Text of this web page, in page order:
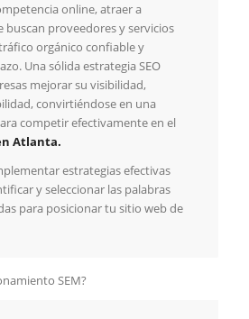
online, atraer a
buscan proveedores y servicios
orgánico confiable y
Una sólida estrategia SEO
mejorar su visibilidad,
convirtiéndose en una
competir efectivamente en el
Atlanta.
estrategias efectivas
y seleccionar las palabras
para posicionar tu sitio web de
SEM?